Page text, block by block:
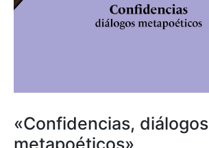
«Confidencias, diálogos